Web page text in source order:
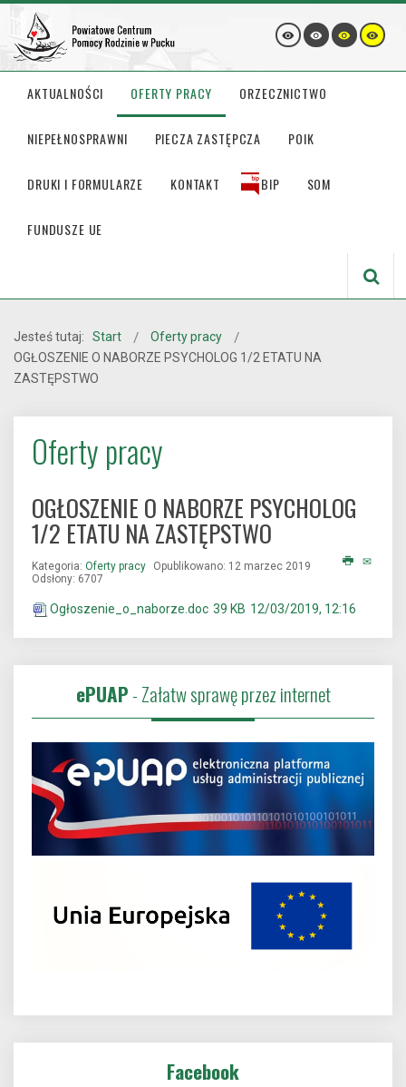
AKTUALNOŚCI OFERTY PRACY ORZECZNICTWO
NIEPEŁNOSPRAWNI PIECZA ZASTĘPCZA POIK
DRUKI I FORMULARZE KONTAKT BIP SOM
FUNDUSZE UE
Jesteś tutaj: Start
Oferty pracy
OGŁOSZENIE O NABORZE PSYCHOLOG 1/2 ETATU NA
ZASTĘPSTWO
Oferty pracy
OGŁOSZENIE O NABORZE PSYCHOLOG
1/2 ETATU NA ZASTĘPSTWO
Kategoria: Oferty pracy
Opublikowano: 12 marzec 2019
Odsłony: 6707
Ogłoszenie_o_naborze.doc 39 KB 12/03/2019, 12:16
ePUAP- Załatw sprawę przez internet
Facebook